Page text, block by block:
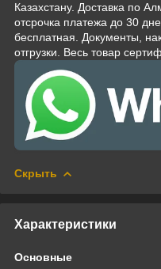
Казахстану. Доставка по
отсрочка платежа до 30
бесплатная. Документы,
отгрузки. Весь товар
Скрыть
Характеристики
Основные